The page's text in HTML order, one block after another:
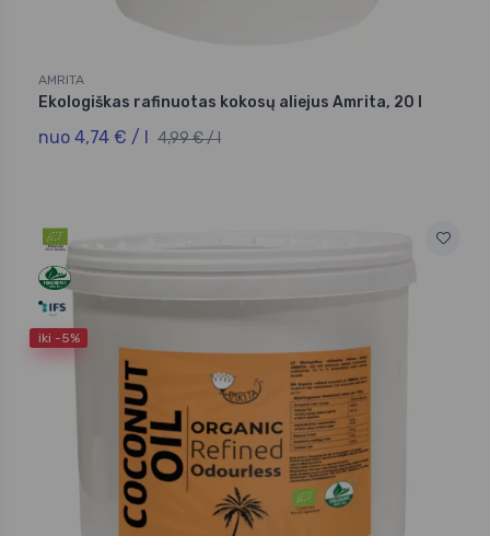
AMRITA
Ekologiškas rafinuotas kokosų aliejus Amrita, 20 l
nuo 4,74 € / l 4,99 € / l
iki -5%